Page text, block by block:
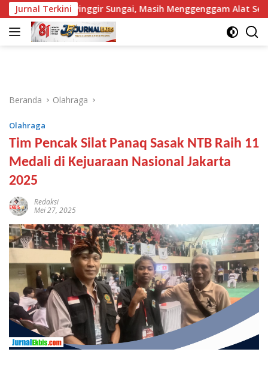
Langsung
ke
konten
Jurnal Terkini
di Pinggir Sungai, Masih Menggenggam Alat Setrum
Beranda Olahraga
Olahraga
Tim Pencak Silat Panaq Sasak NTB Raih 11
Medali di Kejuaraan Nasional Jakarta
2025
Redaksi
Mei 27, 2025